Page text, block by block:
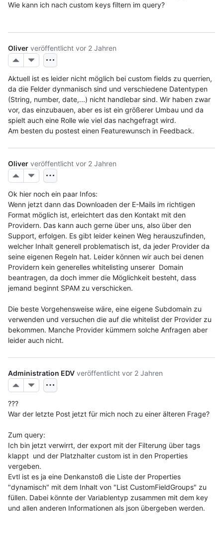
Wie kann ich nach custom keys filtern im query?
Oliver veröffentlicht vor 2 Jahren
Aktuell ist es leider nicht möglich bei custom fields zu querrien,
da die Felder dynmanisch sind und verschiedene Datentypen
(String, number, date,...) nicht handlebar sind. Wir haben zwar
vor, das einzubauen, aber es ist ein größerer Umbau und da
spielt auch eine Rolle wie viel das nachgefragt wird.
Am besten du postest einen Featurewunsch in Feedback.
Oliver veröffentlicht vor 2 Jahren
Ok hier noch ein paar Infos:
Wenn jetzt dann das Downloaden der E-Mails im richtigen
Format möglich ist, erleichtert das den Kontakt mit den
Providern. Das kann auch gerne über uns, also über den
Support, erfolgen. Es gibt leider keinen Weg herauszufinden,
welcher Inhalt generell problematisch ist, da jeder Provider da
seine eigenen Regeln hat. Leider können wir auch bei denen
Providern kein generelles whitelisting unserer  Domain
beantragen, da doch immer die Möglichkeit besteht, dass
jemand beginnt SPAM zu verschicken.
Die beste Vorgehensweise wäre, eine eigene Subdomain zu
verwenden und versuchen die auf die whitelist der Provider zu
bekommen. Manche Provider kümmern solche Anfragen aber
leider auch nicht.
Administration EDV veröffentlicht vor 2 Jahren
???
War der letzte Post jetzt für mich noch zu einer älteren Frage?
Zum query:
Ich bin jetzt verwirrt, der export mit der Filterung über tags
klappt  und der Platzhalter custom ist in den Properties
vergeben.
Evtl ist es ja eine Denkanstoß die Liste der Properties
"dynamisch" mit dem Inhalt von "List CustomFieldGroups" zu
füllen. Dabei könnte der Variablentyp zusammen mit dem key
und allen anderen Informationen als json übergeben werden.